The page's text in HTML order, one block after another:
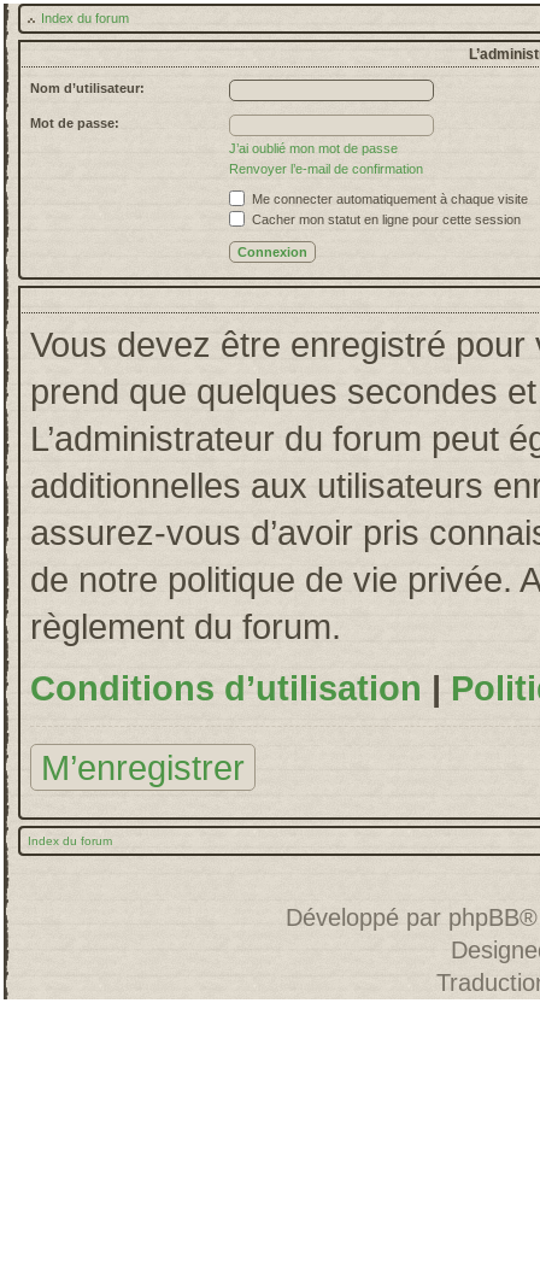
Index du forum
Nom d’utilisateur:
Mot de passe:
J’ai oublié mon mot de passe
Renvoyer l’e-mail de confirmation
Me connecter automatiquement à chaque visite
Cacher mon statut en ligne pour cette session
Vous devez être enregistré pour
prend que quelques secondes
L’administrateur du forum peut
additionnelles aux utilisateurs
assurez-vous d’avoir pris
de notre politique de vie privée.
règlement du forum.
Conditions d’utilisation |
M’enregistrer
Index du forum
Développé par phpBB®